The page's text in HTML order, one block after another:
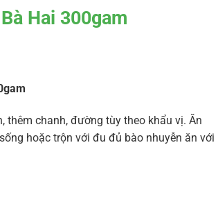
Hai 300gam
thêm chanh, đường tùy theo khẩu vị. Ăn
hoặc trộn với đu đủ bào nhuyễn ăn với
số lượng